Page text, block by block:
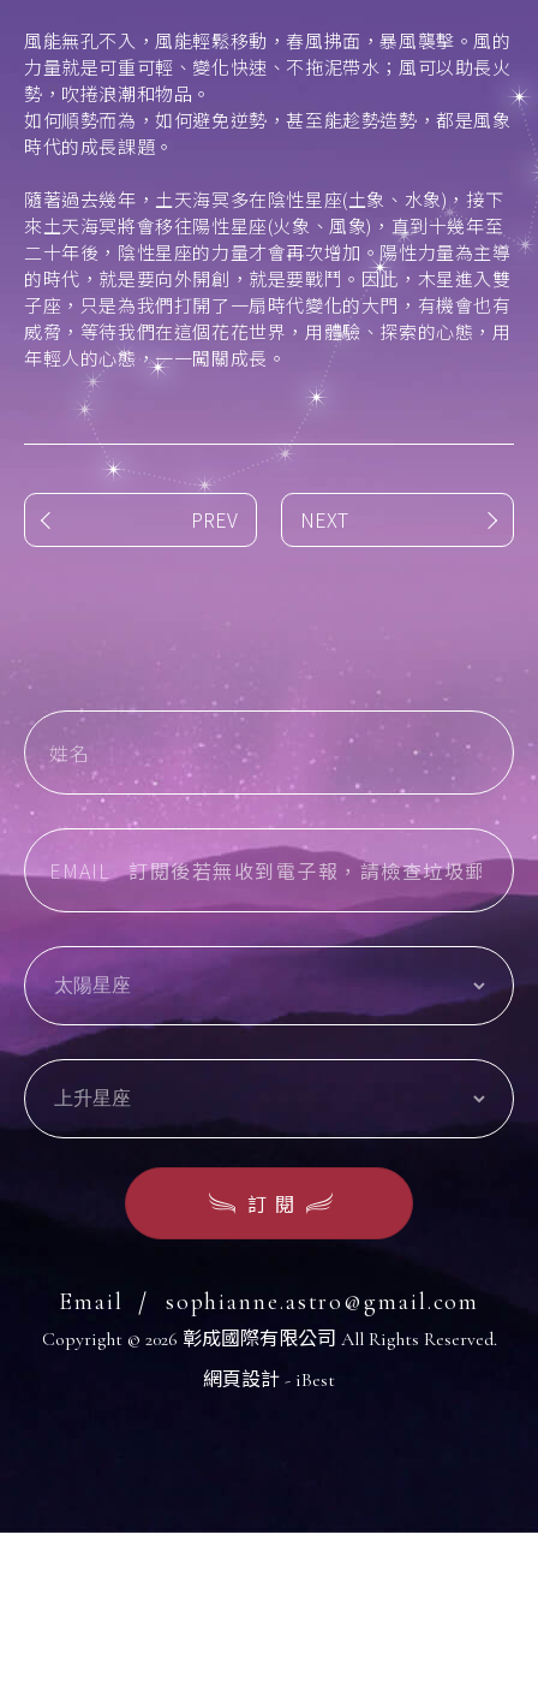
風能無孔不入，風能輕鬆移動，春風拂面，暴風襲擊。風的
力量就是可重可輕、變化快速、不拖泥帶水；風可以助長火
勢，吹捲浪潮和物品。
如何順勢而為，如何避免逆勢，甚至能趁勢造勢，都是風象
時代的成長課題。
隨著過去幾年，土天海冥多在陰性星座(土象、水象)，接下
來土天海冥將會移往陽性星座(火象、風象)，直到十幾年至
二十年後，陰性星座的力量才會再次增加。陽性力量為主導
的時代，就是要向外開創，就是要戰鬥。因此，木星進入雙
子座，只是為我們打開了一扇時代變化的大門，有機會也有
威脅，等待我們在這個花花世界，用體驗、探索的心態，用
年輕人的心態，一一闖關成長。
PREV NEXT
姓名
EMAIL
訂閱
Email sophianne.astro@gmail.com
Copyright © 2026 彰成國際有限公司 All Rights Reserved.
網頁設計 - iBest
供您對個人資料的掌握。